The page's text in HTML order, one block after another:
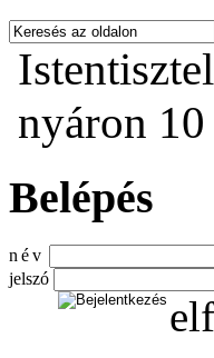
nyáron
Belépés
név
jelszó